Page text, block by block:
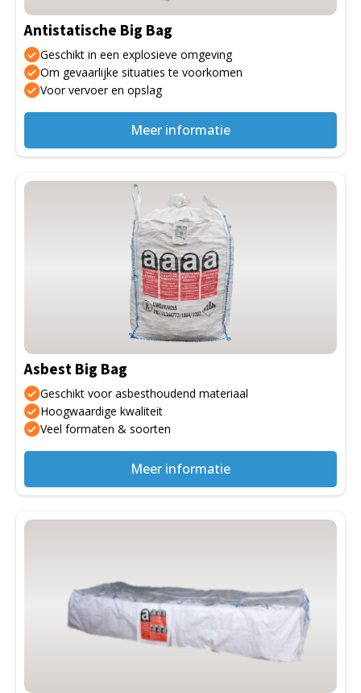
Antistatische Big Bag
Geschikt in een explosieve omgeving
Om gevaarlijke situaties te voorkomen
Voor vervoer en opslag
Meer informatie
gekozen
worden
op
de
productpagina
Asbest Big Bag
Geschikt voor asbesthoudend materiaal
Hoogwaardige kwaliteit
Veel formaten & soorten
Meer informatie
Dit
gekozen
worden
op
de
productpagina